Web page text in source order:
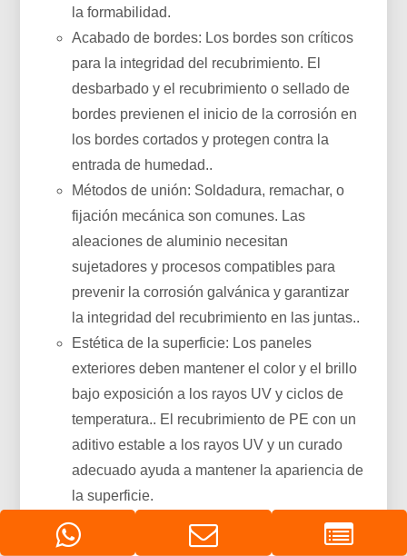
la formabilidad.
Acabado de bordes: Los bordes son críticos
para la integridad del recubrimiento. El
desbarbado y el recubrimiento o sellado de
bordes previenen el inicio de la corrosión en
los bordes cortados y protegen contra la
entrada de humedad..
Métodos de unión: Soldadura, remachar, o
fijación mecánica son comunes. Las
aleaciones de aluminio necesitan
sujetadores y procesos compatibles para
prevenir la corrosión galvánica y garantizar
la integridad del recubrimiento en las juntas..
Estética de la superficie: Los paneles
exteriores deben mantener el color y el brillo
bajo exposición a los rayos UV y ciclos de
temperatura.. El recubrimiento de PE con un
aditivo estable a los rayos UV y un curado
adecuado ayuda a mantener la apariencia de
la superficie.
Mantenimiento y reparabilidad: La capacidad
de repanelar o reparar recubrimientos en